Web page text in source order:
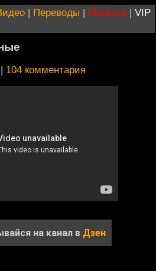
| Переводы | Магазин | VIP
| 104 комментария
на канал в Дзен